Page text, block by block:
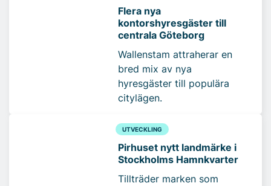
Flera nya
kontorshyresgäster till
centrala Göteborg
Wallenstam attraherar en
bred mix av nya
hyresgäster till populära
citylägen.
UTVECKLING
Pirhuset nytt landmärke i
Stockholms Hamnkvarter
Tillträder marken som